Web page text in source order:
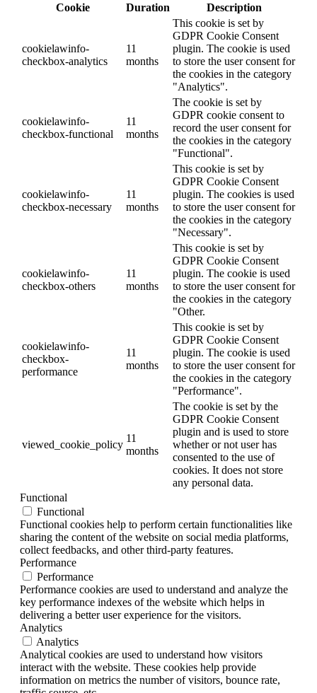
Cookie
Duration Description
cookielawinfo-
checkbox-analytics
11
months
This cookie is set by
GDPR Cookie Consent
plugin. The cookie is used
to store the user consent for
the cookies in the category
"Analytics".
cookielawinfo-
checkbox-functional
11
months
The cookie is set by
GDPR cookie consent to
record the user consent for
the cookies in the category
"Functional".
cookielawinfo-
checkbox-necessary
11
months
This cookie is set by
GDPR Cookie Consent
plugin. The cookies is used
to store the user consent for
the cookies in the category
"Necessary".
cookielawinfo-
checkbox-others
11
months
This cookie is set by
GDPR Cookie Consent
plugin. The cookie is used
to store the user consent for
the cookies in the category
"Other.
cookielawinfo-
checkbox-
performance
11
months
This cookie is set by
GDPR Cookie Consent
plugin. The cookie is used
to store the user consent for
the cookies in the category
"Performance".
viewed_cookie_policy
11
months
The cookie is set by the
GDPR Cookie Consent
plugin and is used to store
whether or not user has
consented to the use of
cookies. It does not store
any personal data.
Functional
Functional
Functional cookies help to perform certain functionalities like
sharing the content of the website on social media platforms,
collect feedbacks, and other third-party features.
Performance
Performance
Performance cookies are used to understand and analyze the
key performance indexes of the website which helps in
delivering a better user experience for the visitors.
Analytics
Analytics
Analytical cookies are used to understand how visitors
interact with the website. These cookies help provide
information on metrics the number of visitors, bounce rate,